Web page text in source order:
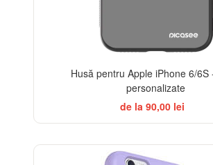
Husă pentru Apple iPhone 6/6S
personalizate
de la 90,00 lei